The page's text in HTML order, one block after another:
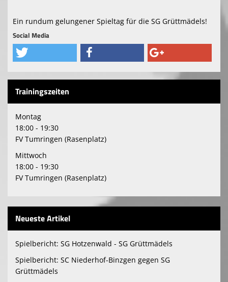
Ein rundum gelungener Spieltag für die SG Grüttmädels!
Social Media
Trainingszeiten
Montag
18:00 - 19:30
FV Tumringen (Rasenplatz)
Mittwoch
18:00 - 19:30
FV Tumringen (Rasenplatz)
Neueste Artikel
Spielbericht: SG Hotzenwald - SG Grüttmädels
Spielbericht: SC Niederhof-Binzgen gegen SG
Grüttmädels